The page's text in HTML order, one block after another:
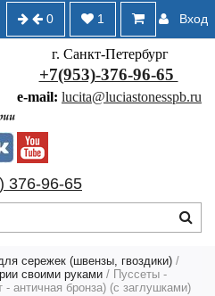
Вход
1
0
г. Санкт-Петербург
+7(953)-376-96-65
e-mail: lucita@luciastonesspb.ru
376-96-65
сережек (швензы, гвоздики) /
своими руками / Пуссеты -
античная бронза) (с заглушками)